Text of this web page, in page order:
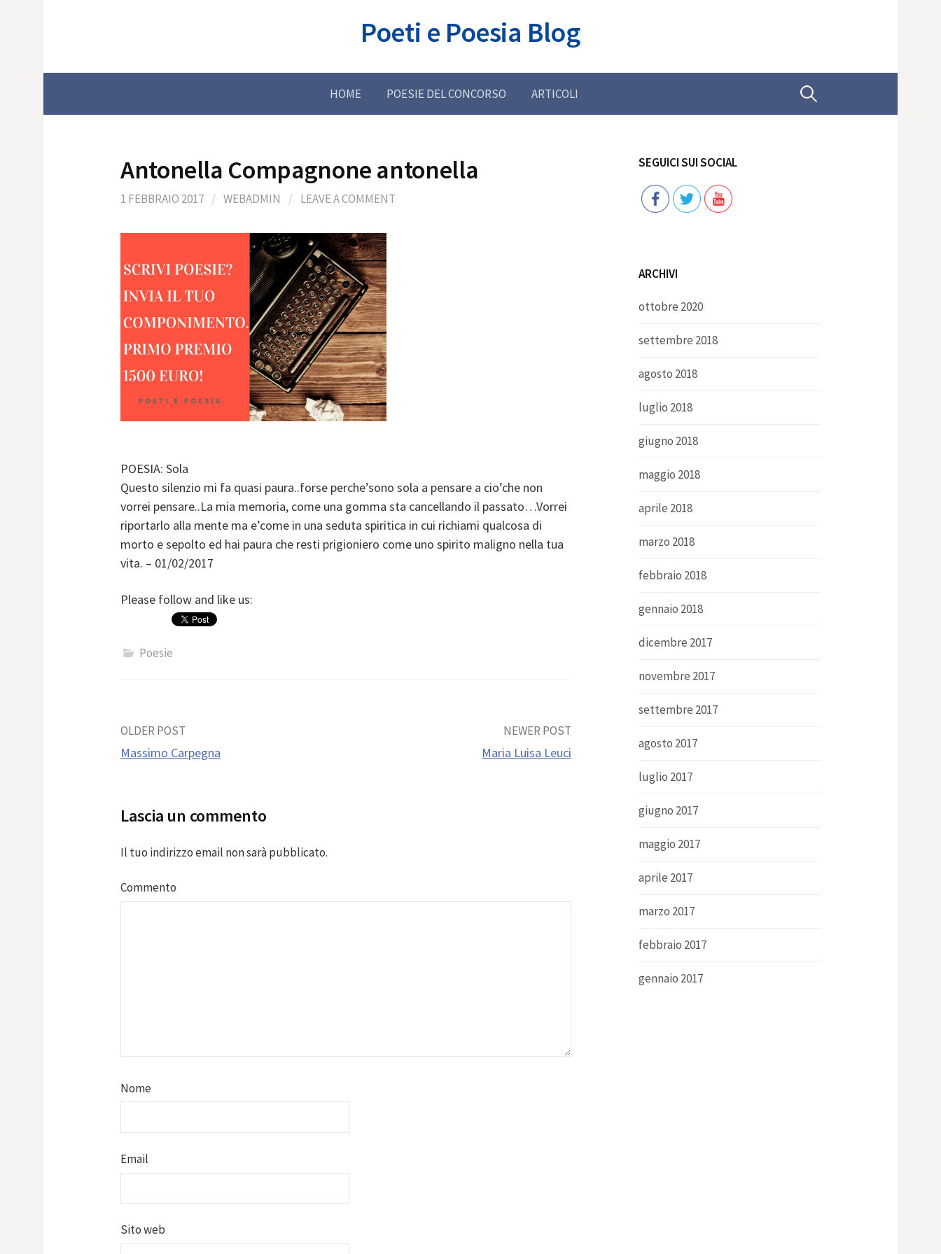
Poeti e Poesia Blog
HOME POESIE DEL CONCORSO ARTICOLI Ricerca
Antonella Compagnone antonella
1 FEBBRAIO 2017 / WEBADMIN / LEAVE A COMMENT
POESIA: Sola
Questo silenzio mi fa quasi paura..forse perche’sono sola a pensare a cio’che non
vorrei pensare..La mia memoria, come una gomma sta cancellando il passato…Vorrei
riportarlo alla mente ma e’come in una seduta spiritica in cui richiami qualcosa di
morto e sepolto ed hai paura che resti prigioniero come uno spirito maligno nella tua
vita. – 01/02/2017
Please follow and like us:
Poesie
Post
OLDER POST
Massimo Carpegna
NEWER POST
Maria Luisa Leuci
Lascia un commento
Il tuo indirizzo email non sarà pubblicato.
Commento
Nome
Email
Sito web
SEGUICI SUI SOCIAL
Follow
ARCHIVI
ottobre 2020
settembre 2018
agosto 2018
luglio 2018
giugno 2018
maggio 2018
aprile 2018
marzo 2018
febbraio 2018
gennaio 2018
dicembre 2017
novembre 2017
settembre 2017
agosto 2017
luglio 2017
giugno 2017
maggio 2017
aprile 2017
marzo 2017
febbraio 2017
gennaio 2017